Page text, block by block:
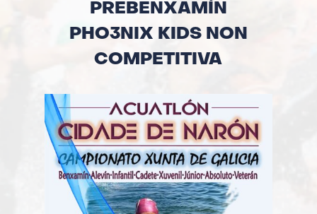
PREBENXAMÍN
PHO3NIX KIDS NON
COMPETITIVA